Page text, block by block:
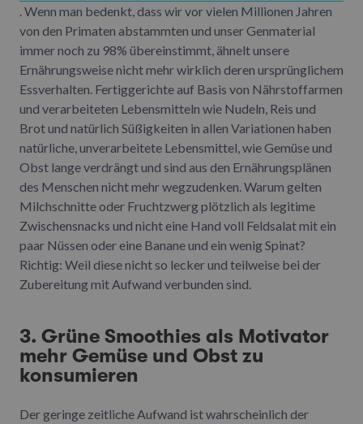
. Wenn man bedenkt, dass wir vor vielen Millionen Jahren
von den Primaten abstammten und unser Genmaterial
immer noch zu 98% übereinstimmt, ähnelt unsere
Ernährungsweise nicht mehr wirklich deren ursprünglichem
Essverhalten. Fertiggerichte auf Basis von Nährstoffarmen
und verarbeiteten Lebensmitteln wie Nudeln, Reis und
Brot und natürlich Süßigkeiten in allen Variationen haben
natürliche, unverarbeitete Lebensmittel, wie Gemüse und
Obst lange verdrängt und sind aus den Ernährungsplänen
des Menschen nicht mehr wegzudenken. Warum gelten
Milchschnitte oder Fruchtzwerg plötzlich als legitime
Zwischensnacks und nicht eine Hand voll Feldsalat mit ein
paar Nüssen oder eine Banane und ein wenig Spinat?
Richtig: Weil diese nicht so lecker und teilweise bei der
Zubereitung mit Aufwand verbunden sind.
3. Grüne Smoothies als Motivator
mehr Gemüse und Obst zu
konsumieren
Der geringe zeitliche Aufwand ist wahrscheinlich der